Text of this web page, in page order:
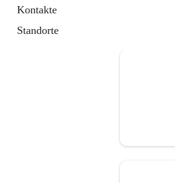
Kontakte
Standorte